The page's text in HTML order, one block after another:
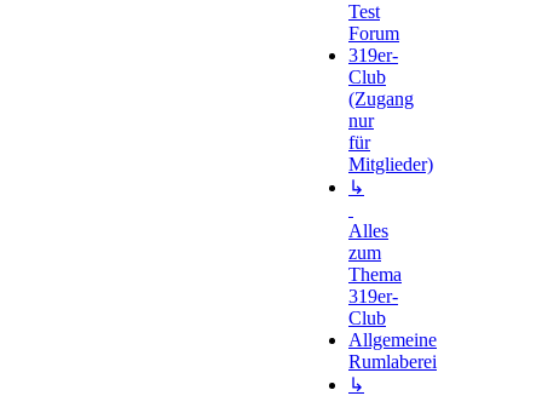
Test
Forum
319er-
Club
(Zugang
nur
für
Mitglieder)
↳
Alles
zum
Thema
319er-
Club
Allgemeine
Rumlaberei
↳